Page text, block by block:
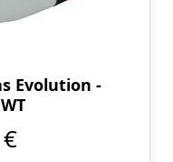
Evolution -